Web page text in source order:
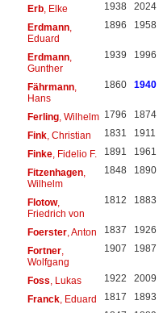
Erb, Elke 1938 2024
Erdmann,
Eduard
1896 1958
Erdmann,
Gunther
1939 1996
Fährmann,
Hans
1860 1940
Ferling, Wilhelm 1796 1874
Fink, Christian 1831 1911
Finke, Fidelio F. 1891 1961
Fitzenhagen,
Wilhelm
1848 1890
Flotow,
Friedrich von
1812 1883
Foerster, Anton 1837 1926
Fortner,
Wolfgang
1907 1987
Foss, Lukas 1922 2009
Franck, Eduard 1817 1893